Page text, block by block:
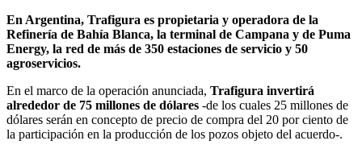
En Argentina, Trafigura es propietaria y operadora de la
Refinería de Bahía Blanca, la terminal de Campana y de Puma
Energy, la red de más de 350 estaciones de servicio y 50
agroservicios.
En el marco de la operación anunciada, Trafigura invertirá
alrededor de 75 millones de dólares -de los cuales 25 millones de
dólares serán en concepto de precio de compra del 20 por ciento de
la participación en la producción de los pozos objeto del acuerdo-.